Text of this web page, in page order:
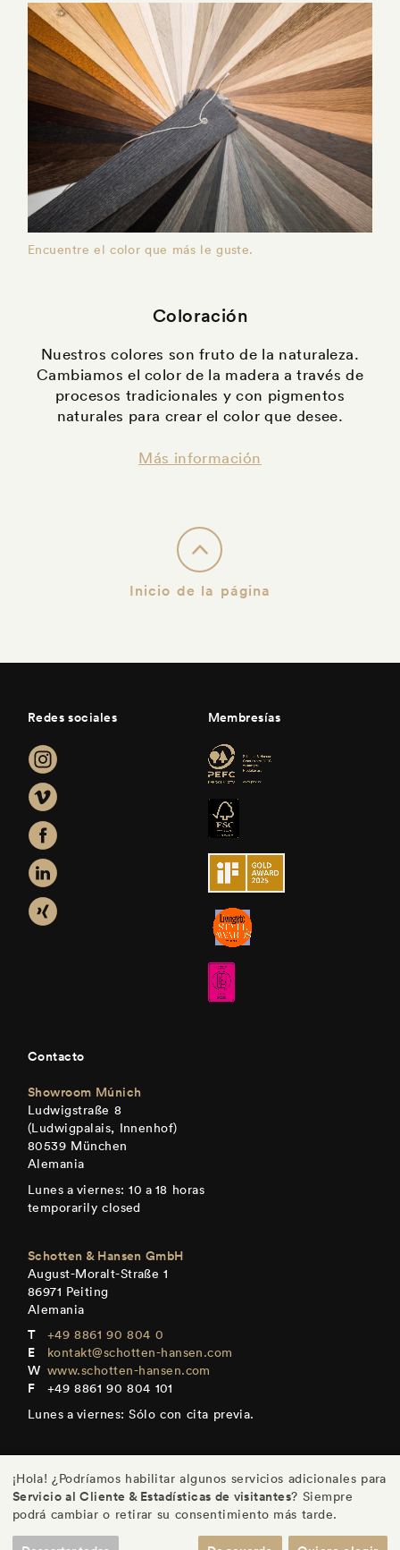
Encuentre el color que más le guste.
Coloración
Nuestros colores son fruto de la naturaleza.
Cambiamos el color de la madera a través de
procesos tradicionales y con pigmentos
naturales para crear el color que desee.
Más información
Inicio de la página
Redes sociales Membresías
Contacto
Showroom Múnich
Ludwigstraße 8
(Ludwigpalais, Innenhof)
80539 München
Alemania
Lunes a viernes: 10 a 18 horas
temporarily closed
Schotten & Hansen GmbH
August-Moralt-Straße 1
86971 Peiting
Alemania
+49 8861 90 804 0
kontakt@schotten-hansen.com
www.schotten-hansen.com
+49 8861 90 804 101
Lunes a viernes: Sólo con cita previa.
DE / FR
¡Hola! ¿Podríamos habilitar algunos servicios adicionales para
Servicio al Cliente & Estadísticas de visitantes? Siempre
podrá cambiar o retirar su consentimiento más tarde.